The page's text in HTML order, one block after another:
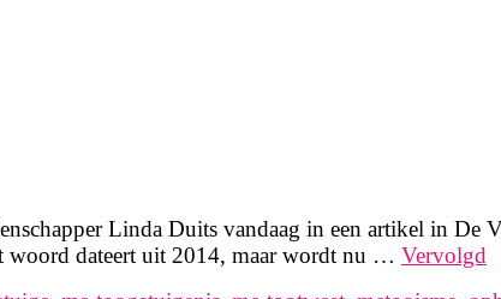
Linda Duits vandaag in een artikel in De
woord dateert uit 2014, maar wordt nu … Vervolgd